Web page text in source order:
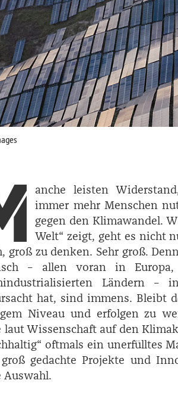
anche leisten
immer mehr Menschen
gegen den Klimawandel.
Welt“ zeigt, geht es nicht
groß zu denken. Sehr groß.
– allen voran in
Ländern –
hat, sind immens. Bleibt
Niveau und erfolgen zu
laut Wissenschaft auf den
oftmals ein unerfülltes
gedachte Projekte und
Auswahl.